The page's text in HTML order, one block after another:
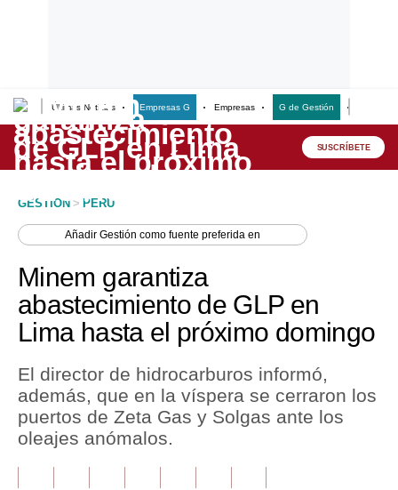
Últimas Noticias Empresas G Empresas G de Gestión
Lo último
Peru Quiosco
Economía
Mercados
Política
Tu Dinero
Finanzas Personales
SUSCRÍBETE
GESTION > PERU
AñadirGestión como fuente preferida en
Minem garantiza
abastecimiento de GLP en
Lima hasta el próximo domingo
El director de hidrocarburos informó,
además, que en la víspera se cerraron los
puertos de Zeta Gas y Solgas ante los
oleajes anómalos.